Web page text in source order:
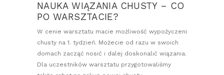
NAUKA WIĄZANIA CHUSTY – CO
PO WARSZTACIE?
W cenie warsztatu macie możliwość wypożyczeni
chusty na 1. tydzień. Możecie od razu w swoich
domach zacząć nosić i dalej doskonalić wiązania.
Dla uczestników warsztatu przygotowaliśmy